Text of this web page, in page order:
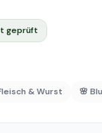
geprüft
& Wurst 🌸